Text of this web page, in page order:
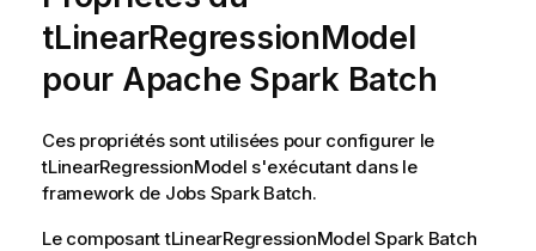
tLinearRegressionModel
pour Apache Spark Batch
Ces propriétés sont utilisées pour configurer le
tLinearRegressionModel s'exécutant dans le
framework de Jobs Spark Batch.
Le composanttLinearRegressionModel Spark Batch